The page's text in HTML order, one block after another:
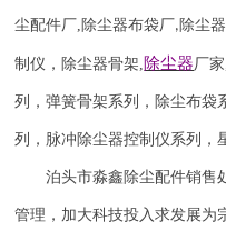
尘配件厂, 除尘器布袋厂, 除尘器
制仪 ， 除尘器骨架,除尘器厂家
列，弹簧骨架系列，除尘布袋
列，脉冲除尘器控制仪系列，
泊头市淼鑫除尘配件销售
管理，加大科技投入求发展为